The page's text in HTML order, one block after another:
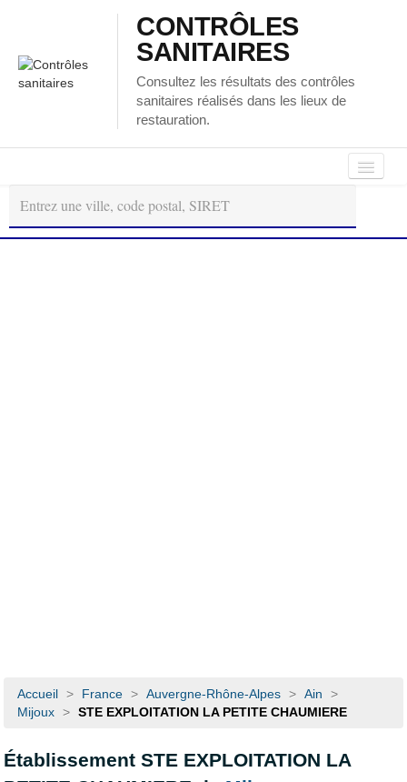
CONTRÔLES
SANITAIRES
Consultez les résultats des contrôles
sanitaires réalisés dans les lieux de
restauration.
Autour
de
moi
Régions
Accueil > France > Auvergne-Rhône-Alpes > Ain
>
Mijoux > STE EXPLOITATION LA PETITE CHAUMIERE
Établissement STE EXPLOITATION LA